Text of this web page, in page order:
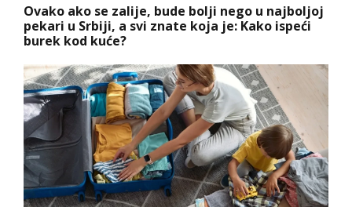
Ovako ako se zalije, bude bolji nego u najboljoj
pekari u Srbiji, a svi znate koja je: Kako ispeći
burek kod kuće?